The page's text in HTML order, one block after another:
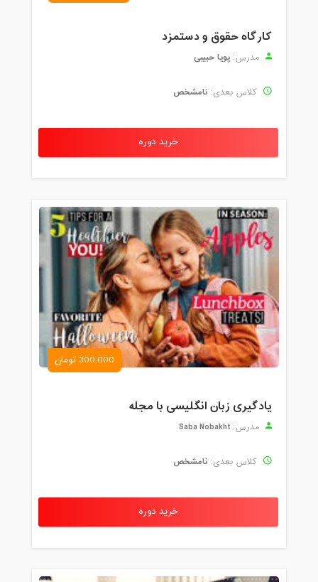
کارگاه حقوق و دستمزد
مدرس: پویا حبیبی
کلاس بعدی: نامشخص
خرید دوره
300,000 تومان
یادگیری زبان انگلیسی با مجله
مدرس: Saba Nobakht
کلاس بعدی: نامشخص
خرید دوره